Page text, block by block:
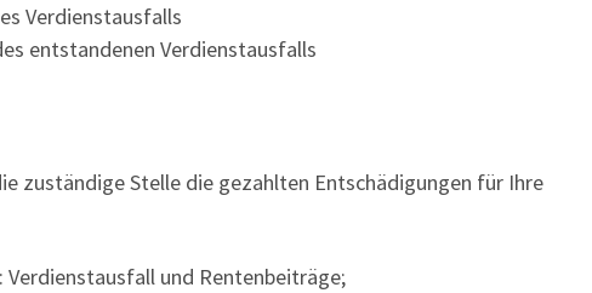
Verdienstausfalls
entstandenen Verdienstausfalls
zuständige Stelle die gezahlten Entschädigungen für Ihre
und Rentenbeiträge;